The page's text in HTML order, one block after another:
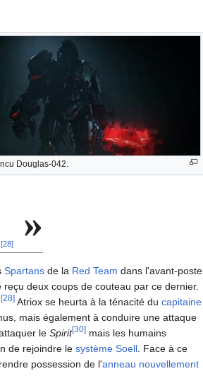
Douglas-042.
[28] »
Spartans de la Red Team dans l'avant-poste
reçu deux coups de couteau par ce dernier.
[28] Atriox se heurta à la ténacité du capitaine
mais également à conduire une attaque
le Spirit[30] mais les humains
de rejoindre le système Soell . Face à ce
possession de l'anneau nouvellement